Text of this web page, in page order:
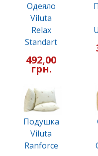
Одеяло
Viluta
Relax
Standart
492,00
грн.
Подушка
Viluta
Ranforce